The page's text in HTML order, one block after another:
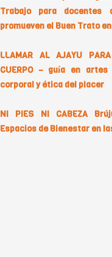
Trabajo para docentes
promueven el Buen Trato
LLAMAR AL AJAYU
CUERPO – guía en
corporal y ética del placer
NI PIES NI CABEZA
Espacios de Bienestar en